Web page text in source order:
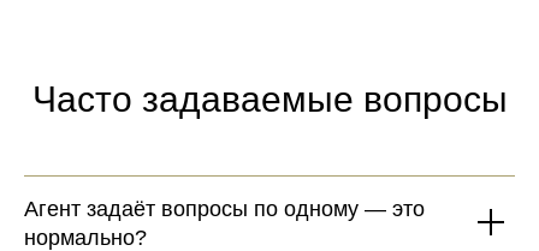
Часто задаваемые вопросы
Агент задаёт вопросы по одному — это
нормально?